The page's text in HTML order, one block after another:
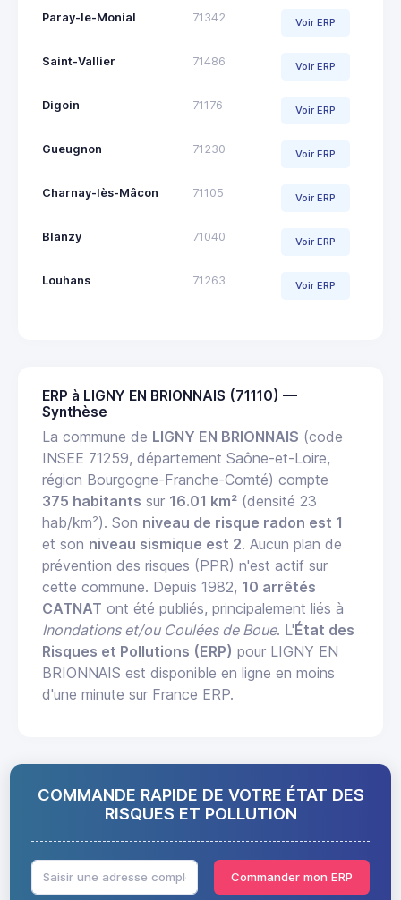
Paray-le-Monial 71342 Voir ERP
Saint-Vallier 71486 Voir ERP
Digoin 71176 Voir ERP
Gueugnon 71230 Voir ERP
Charnay-lès-Mâcon 71105 Voir ERP
Blanzy 71040 Voir ERP
Louhans 71263 Voir ERP
ERP à LIGNY EN BRIONNAIS (71110) —
Synthèse
La commune de LIGNY EN BRIONNAIS (code
INSEE 71259, département Saône-et-Loire,
région Bourgogne-Franche-Comté) compte
375 habitants sur 16.01 km² (densité 23
hab/km²). Son niveau de risque radon est 1
et son niveau sismique est 2. Aucun plan de
prévention des risques (PPR) n'est actif sur
cette commune. Depuis 1982, 10 arrêtés
CATNAT ont été publiés, principalement liés à
Inondations et/ou Coulées de Boue. L'État des
Risques et Pollutions (ERP) pour LIGNY EN
BRIONNAIS est disponible en ligne en moins
d'une minute sur France ERP.
COMMANDE RAPIDE DE VOTRE ÉTAT DES
RISQUES ET POLLUTION
Commander mon ERP